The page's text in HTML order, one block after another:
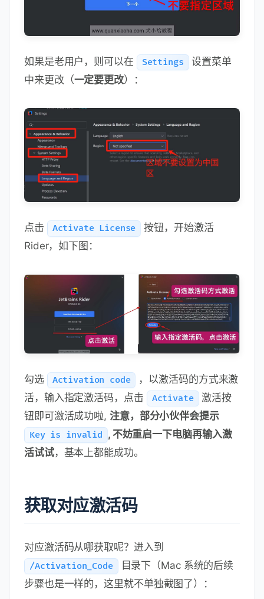
如果是老用户，则可以在 Settings
设置菜单
中来更改（一定要更改）：
点击 Activate License
按钮，开始激活
Rider，如下图：
勾选 Activation code
，以激活码的方式来激
活，输入指定激活码，点击
Activate
激活按
钮即可激活成功啦, 注意，部分小伙伴会提示
Key is invalid , 不妨重启一下电脑再输入激
活试试，基本上都能成功。
获取对应激活码
对应激活码从哪获取呢？进入到
/Activation_Code
目录下（Mac 系统的后续
步骤也是一样的，这里就不单独截图了）：